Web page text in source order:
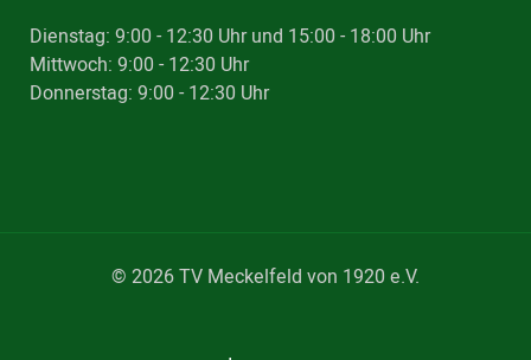
Dienstag: 9:00 - 12:30 Uhr und 15:00 - 18:00 Uhr
Mittwoch: 9:00 - 12:30 Uhr
Donnerstag: 9:00 - 12:30 Uhr
© 2026 TV Meckelfeld von 1920 e.V.